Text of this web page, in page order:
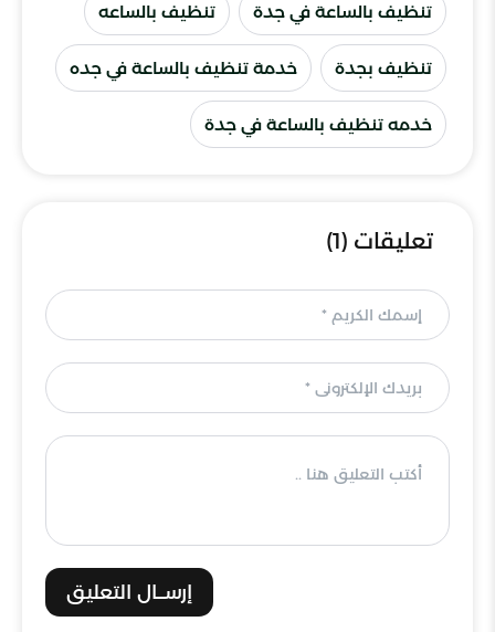
تنظيف بالساعة في جدة تنظيف بالساعه
تنظيف بجدة خدمة تنظيف بالساعة في جده
خدمه تنظيف بالساعة في جدة
تعليقات (1)
إرســال التعليق